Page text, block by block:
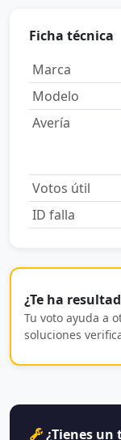
Ficha técnica
Marca
Modelo
Avería
Votos útil
ID falla
¿Te ha
Tu voto ayuda a
soluciones
¿Tienes un